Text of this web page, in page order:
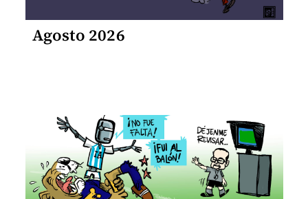
Agosto 2026